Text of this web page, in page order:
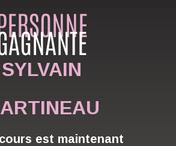
SYLVAIN
est maintenant